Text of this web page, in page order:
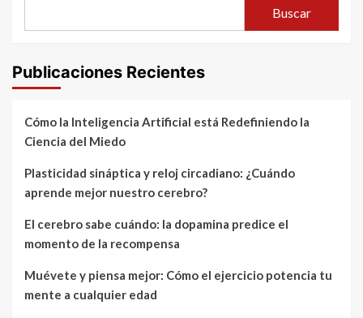
Buscar
Publicaciones Recientes
Cómo la Inteligencia Artificial está Redefiniendo la
Ciencia del Miedo
Plasticidad sináptica y reloj circadiano: ¿Cuándo
aprende mejor nuestro cerebro?
El cerebro sabe cuándo: la dopamina predice el
momento de la recompensa
Muévete y piensa mejor: Cómo el ejercicio potencia tu
mente a cualquier edad